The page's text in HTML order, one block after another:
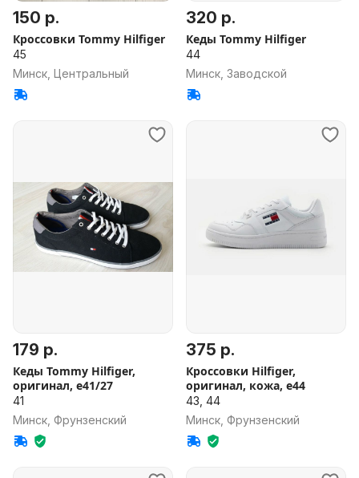
150 р.
Кроссовки Tommy Hilfiger
45
Минск, Центральный
320 р.
Кеды Tommy Hilfiger
44
Минск, Заводской
179 р.
Кеды Tommy Hilfiger,
оригинал, е41/27
41
Минск, Фрунзенский
375 р.
Кроссовки Hilfiger,
оригинал, кожа, е44
43, 44
Минск, Фрунзенский